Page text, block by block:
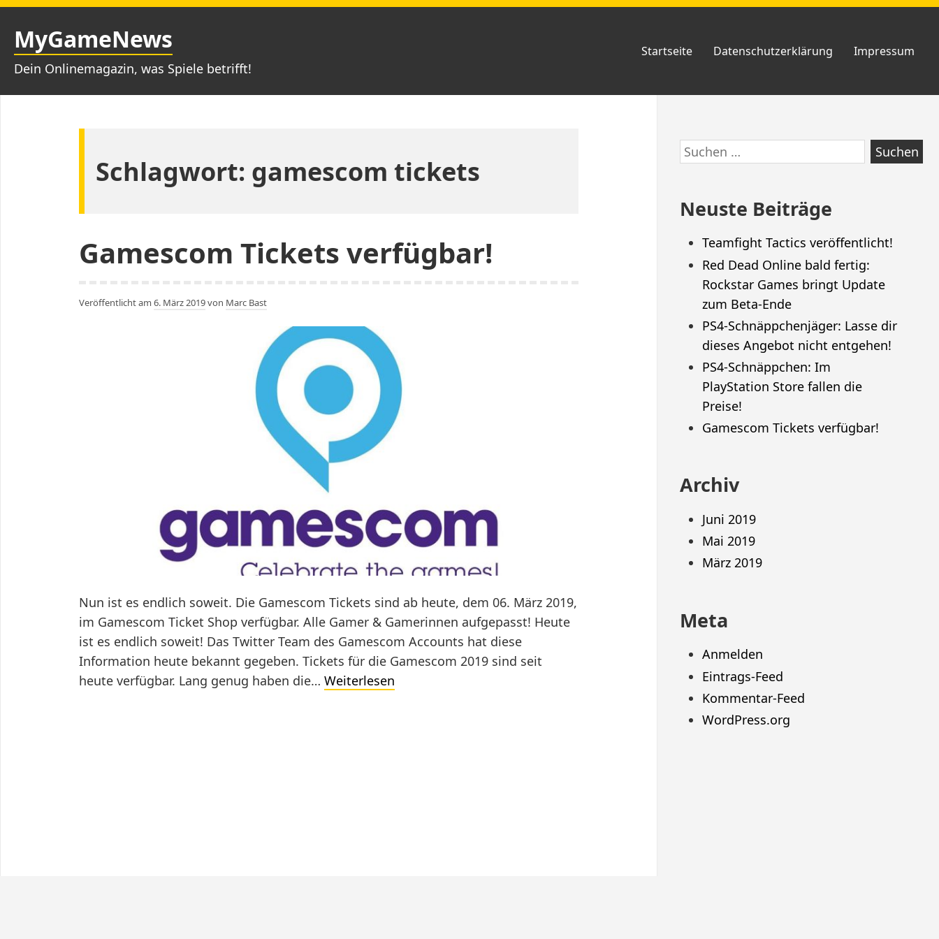
Zum
Inhalt
springen
MyGameNews
Dein Onlinemagazin, was Spiele betrifft!
Startseite Datenschutzerklärung Impressum
Schlagwort: gamescom tickets
Gamescom Tickets verfügbar!
Veröffentlicht am 6. März 2019von Marc Bast
Nun ist es endlich soweit. Die Gamescom Tickets sind ab heute, dem 06. März 2019,
im Gamescom Ticket Shop verfügbar. Alle Gamer & Gamerinnen aufgepasst! Heute
ist es endlich soweit! Das Twitter Team des Gamescom Accounts hat diese
Information heute bekannt gegeben. Tickets für die Gamescom 2019 sind seit
heute verfügbar. Lang genug haben die… Weiterlesen
Zum
Footer
Suchen
nach:
Neuste Beiträge
Teamfight Tactics veröffentlicht!
Red Dead Online bald fertig:
Rockstar Games bringt Update
zum Beta-Ende
PS4-Schnäppchenjäger: Lasse dir
dieses Angebot nicht entgehen!
PS4-Schnäppchen: Im
PlayStation Store fallen die
Preise!
Gamescom Tickets verfügbar!
Archiv
Juni 2019
Mai 2019
März 2019
Meta
Anmelden
Eintrags-Feed
Kommentar-Feed
WordPress.org